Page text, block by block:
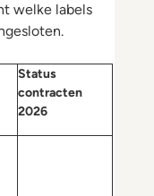
welke labels
Status
contracten
2026